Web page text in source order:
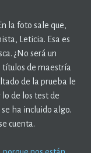
la foto sale que,
Leticia. Esa es
¿No será un
títulos de maestría
de la prueba le
de los test de
ha incluido algo.
cuenta.